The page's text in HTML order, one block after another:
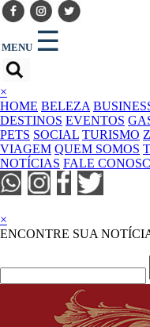
MENU ☰
×
HOME BELEZA
DESTINOS EVENTOS
PETS SOCIAL TURISMO
VIAGEM QUEM SOMOS
NOTÍCIAS FALE
×
ENCONTRE SUA